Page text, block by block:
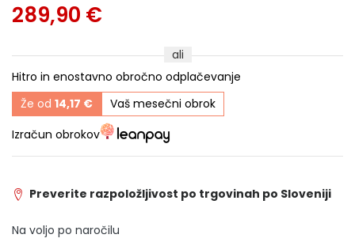
289,90 €
ali
Hitro in enostavno obročno odplačevanje
Že od 14,17 €
Vaš mesečni obrok
Izračun obrokov
Preverite razpoložljivost po trgovinah po Sloveniji
Na voljo po naročilu